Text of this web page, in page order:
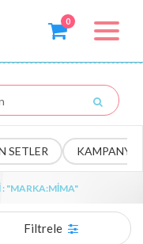
Toggle
0
SETLER
: "MARKA:MIMA"
Filtrele